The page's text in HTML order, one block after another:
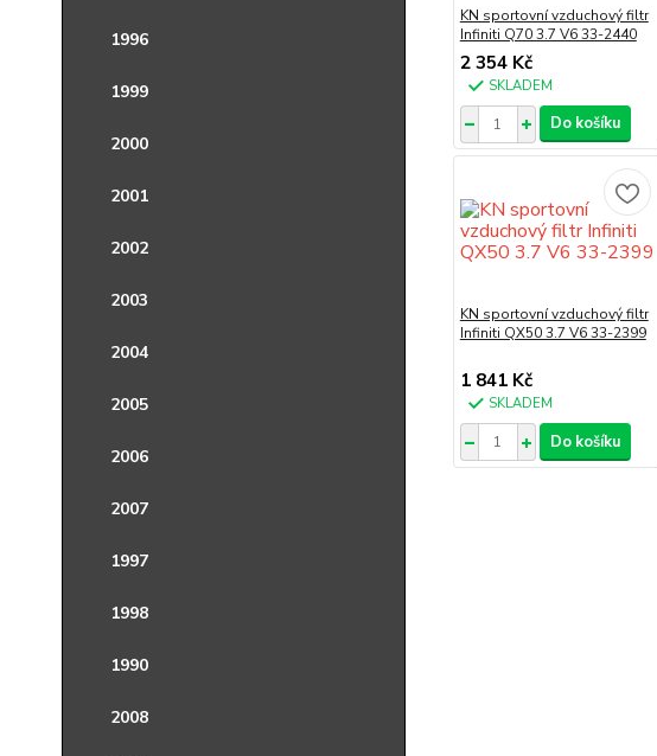
1996
1999
2000
2001
2002
2003
2004
2005
2006
2007
1997
1998
1990
2008
KN sportovní vzduchový filtr
Infiniti Q70 3.7 V6 33-2440
2 354 Kč
SKLADEM
Do košíku
KN sportovní vzduchový filtr
Infiniti QX50 3.7 V6 33-2399
1 841 Kč
SKLADEM
Do košíku